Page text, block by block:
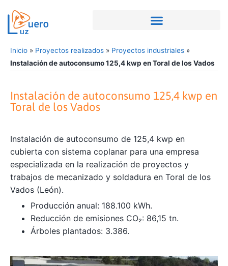
Inicio » Proyectos realizados » Proyectos industriales »
Instalación de autoconsumo 125,4 kwp en Toral de los Vados
Instalación de autoconsumo 125,4 kwp en
Toral de los Vados
Instalación de autoconsumo de 125,4 kwp en
cubierta con sistema coplanar para una empresa
especializada en la realización de proyectos y
trabajos de mecanizado y soldadura en Toral de los
Vados (León).
Producción anual: 188.100 kWh.
Reducción de emisiones CO₂: 86,15 tn.
Árboles plantados: 3.386.